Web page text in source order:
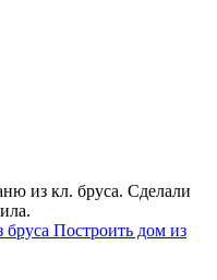
из кл. бруса. Сделали
бруса Построить дом из